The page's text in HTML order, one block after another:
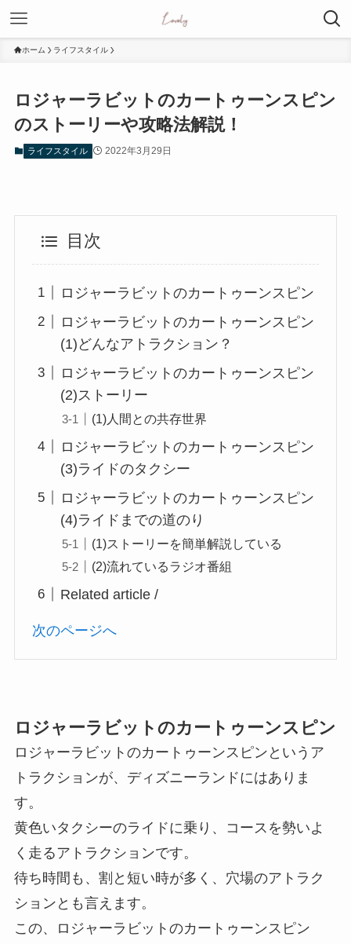
ホーム ライフスタイル
ロジャーラビットのカートゥーンスピン
のストーリーや攻略法解説！
ライフスタイル 2022年3月29日
目次
ロジャーラビットのカートゥーンスピン
ロジャーラビットのカートゥーンスピン
(1)どんなアトラクション？
ロジャーラビットのカートゥーンスピン
(2)ストーリー
(1)人間との共存世界
ロジャーラビットのカートゥーンスピン
(3)ライドのタクシー
ロジャーラビットのカートゥーンスピン
(4)ライドまでの道のり
(1)ストーリーを簡単解説している
(2)流れているラジオ番組
Related article /
次のページへ
ロジャーラビットのカートゥーンスピン
ロジャーラビットのカートゥーンスピンというア
トラクションが、ディズニーランドにはありま
す。
黄色いタクシーのライドに乗り、コースを勢いよ
く走るアトラクションです。
待ち時間も、割と短い時が多く、穴場のアトラク
ションとも言えます。
この、ロジャーラビットのカートゥーンスピン